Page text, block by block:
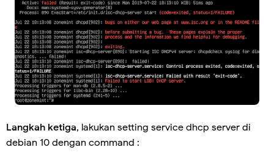
Langkah ketiga, lakukan setting service dhcp server di
debian 10 dengan command :